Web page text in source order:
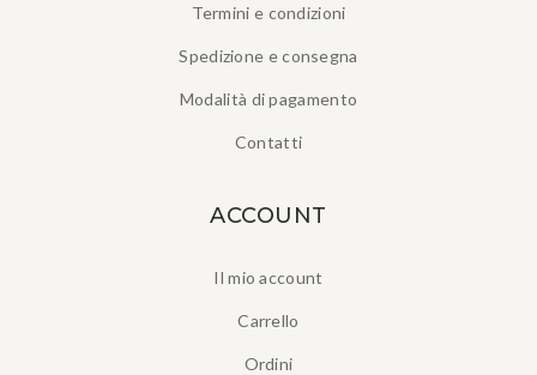
Termini e condizioni
Spedizione e consegna
Modalità di pagamento
Contatti
ACCOUNT
Il mio account
Carrello
Ordini